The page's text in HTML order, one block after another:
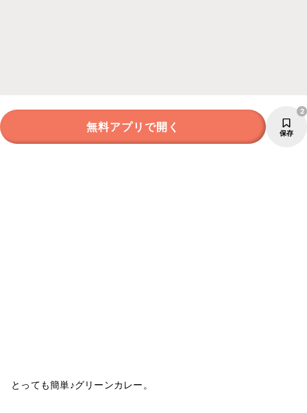
無料アプリで開く 保存
2
とっても簡単♪グリーンカレー。